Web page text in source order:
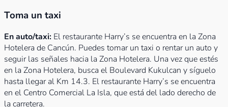
Toma un taxi
En auto/taxi: El restaurante Harry’s se encuentra en la Zona
Hotelera de Cancún. Puedes tomar un taxi o rentar un auto y
seguir las señales hacia la Zona Hotelera. Una vez que estés
en la Zona Hotelera, busca el Boulevard Kukulcan y síguelo
hasta llegar al Km 14.3. El restaurante Harry’s se encuentra
en el Centro Comercial La Isla, que está del lado derecho de
la carretera.